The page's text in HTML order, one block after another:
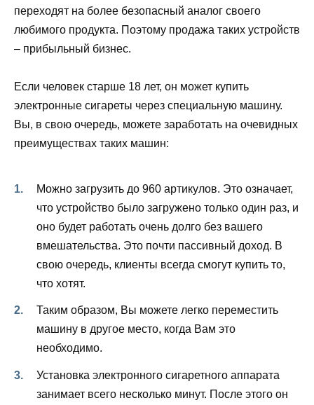
переходят на более безопасный аналог своего
любимого продукта. Поэтому продажа таких устройств
– прибыльный бизнес.
Если человек старше 18 лет, он может купить
электронные сигареты через специальную машину.
Вы, в свою очередь, можете заработать на очевидных
преимуществах таких машин:
Можно загрузить до 960 артикулов. Это означает,
что устройство было загружено только один раз, и
оно будет работать очень долго без вашего
вмешательства. Это почти пассивный доход. В
свою очередь, клиенты всегда смогут купить то,
что хотят.
Таким образом, Вы можете легко переместить
машину в другое место, когда Вам это
необходимо.
Установка электронного сигаретного аппарата
занимает всего несколько минут. После этого он